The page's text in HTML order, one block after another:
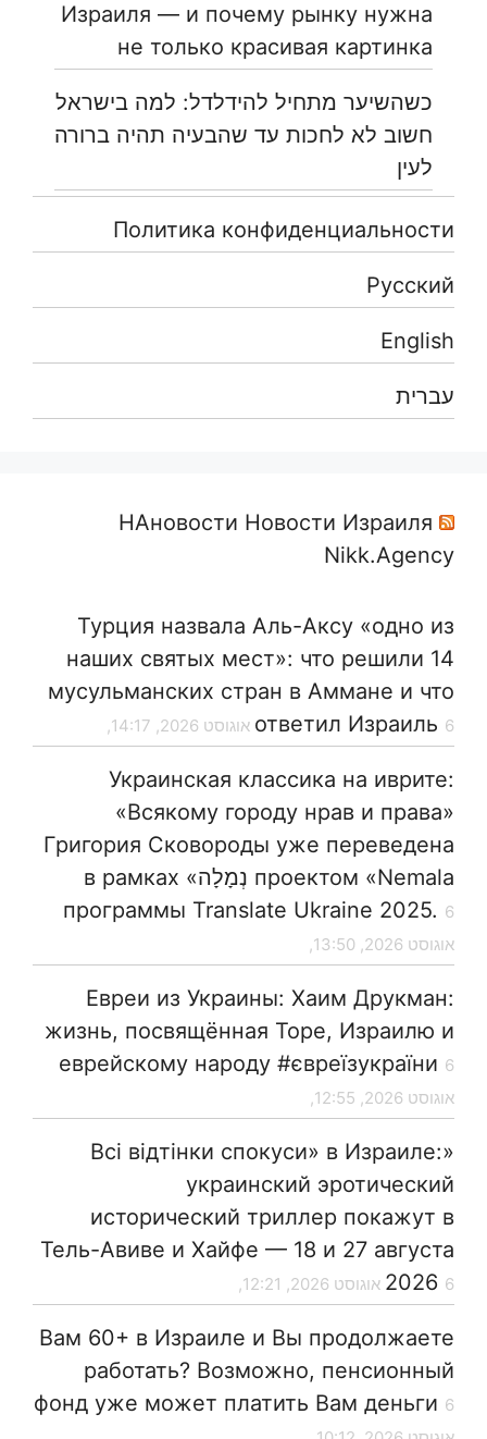
Израиля — и почему рынку нужна
не только красивая картинка
כשהשיער מתחיל להידלדל: למה בישראל
חשוב לא לחכות עד שהבעיה תהיה ברורה
לעין
Политика конфиденциальности
Русский
English
עברית
НАновости Новости Израиля
Nikk.Agency
Турция назвала Аль-Аксу «одно из
наших святых мест»: что решили 14
мусульманских стран в Аммане и что
ответил Израиль 6 אוגוסט 2026, 14:17,
Украинская классика на иврите:
«Всякому городу нрав и права»
Григория Сковороды уже переведена
проектом «Nemala נְמָלָה» в рамках
программы Translate Ukraine 2025. 6
אוגוסט 2026, 13:50,
Евреи из Украины: Хаим Друкман:
жизнь, посвящённая Торе, Израилю и
еврейскому народу #євреїзукраїни 6
אוגוסט 2026, 12:55,
«Всі відтінки спокуси» в Израиле:
украинский эротический
исторический триллер покажут в
Тель-Авиве и Хайфе — 18 и 27 августа
2026 6 אוגוסט 2026, 12:21,
Вам 60+ в Израиле и Вы продолжаете
работать? Возможно, пенсионный
фонд уже может платить Вам деньги 6